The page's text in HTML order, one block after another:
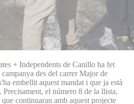
+ Independents de Canillo ha fet
des del carrer Major de
embellit aquest mandat i que ja està
Precisament, el número 8 de la llista,
continuaran amb aquest projecte